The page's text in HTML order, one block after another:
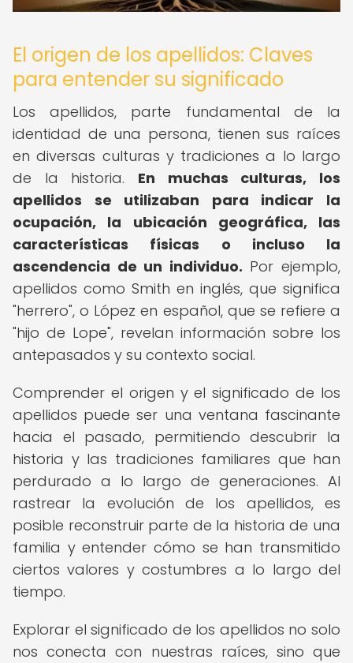
El origen de los apellidos: Claves
para entender su significado
Los apellidos, parte fundamental de la
identidad de una persona, tienen sus raíces
en diversas culturas y tradiciones a lo largo
de la historia. En muchas culturas, los
apellidos se utilizaban para indicar la
ocupación, la ubicación geográfica, las
características físicas o incluso la
ascendencia de un individuo. Por ejemplo,
apellidos como Smith en inglés, que significa
"herrero", o López en español, que se refiere a
"hijo de Lope", revelan información sobre los
antepasados y su contexto social.
Comprender el origen y el significado de los
apellidos puede ser una ventana fascinante
hacia el pasado, permitiendo descubrir la
historia y las tradiciones familiares que han
perdurado a lo largo de generaciones. Al
rastrear la evolución de los apellidos, es
posible reconstruir parte de la historia de una
familia y entender cómo se han transmitido
ciertos valores y costumbres a lo largo del
tiempo.
Explorar el significado de los apellidos no solo
nos conecta con nuestras raíces, sino que